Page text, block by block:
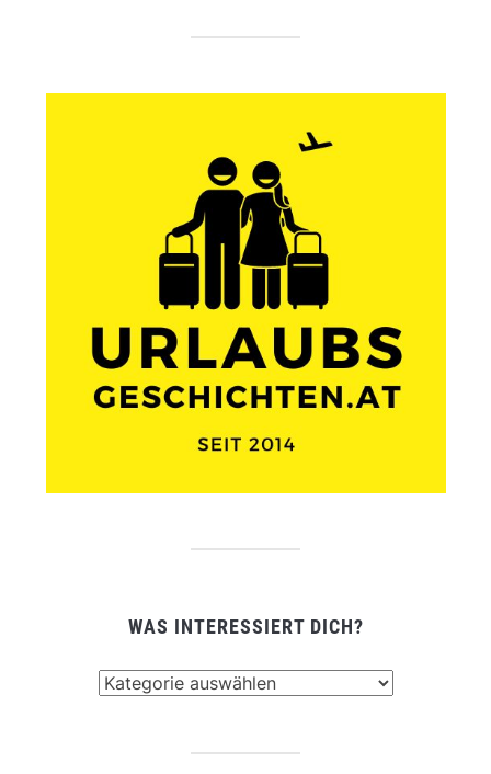
WAS INTERESSIERT DICH?